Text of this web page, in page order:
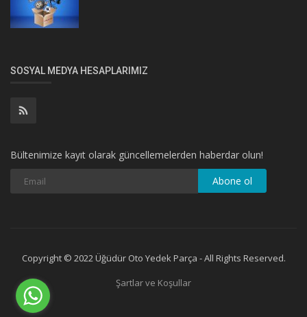
SOSYAL MEDYA HESAPLARIMIZ
Bültenimize kayıt olarak güncellemelerden haberdar olun!
Abone ol
Copyright © 2022 Üğüdür Oto Yedek Parça - All Rights Reserved.
Şartlar ve Koşullar